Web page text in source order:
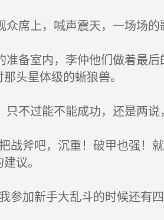
席上，喊声震天，一场场的
备室内，李仲他们做着最
头星体级的蜥狼兽。
不过能不能成功，还是两说
战斧吧，沉重！破甲也强！
议。
参加新手大乱斗的时候还有